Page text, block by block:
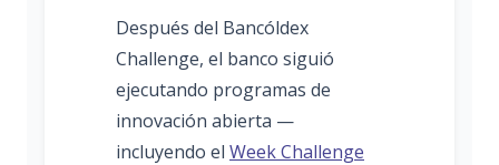
Después del Bancóldex
Challenge, el banco siguió
ejecutando programas de
innovación abierta —
incluyendo el Week Challenge